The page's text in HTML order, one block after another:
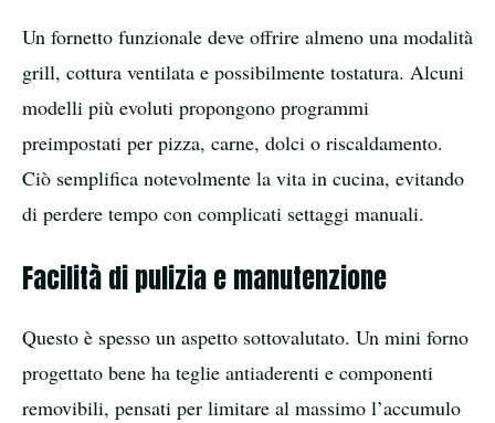
Un fornetto funzionale deve offrire almeno una modalità
grill, cottura ventilata e possibilmente tostatura. Alcuni
modelli più evoluti propongono programmi
preimpostati per pizza, carne, dolci o riscaldamento.
Ciò semplifica notevolmente la vita in cucina, evitando
di perdere tempo con complicati settaggi manuali.
Facilità di pulizia e manutenzione
Questo è spesso un aspetto sottovalutato. Un mini forno
progettato bene ha teglie antiaderenti e componenti
removibili, pensati per limitare al massimo l’accumulo